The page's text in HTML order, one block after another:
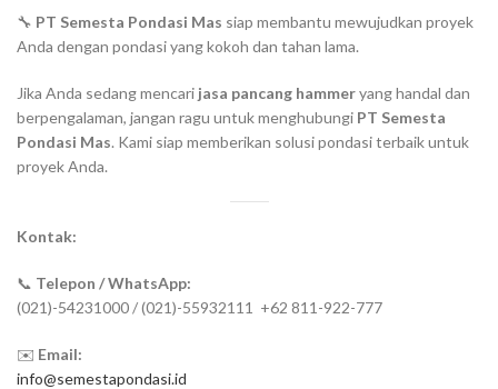
🔧 PT Semesta Pondasi Mas siap membantu mewujudkan proyek
Anda dengan pondasi yang kokoh dan tahan lama.
Jika Anda sedang mencari jasa pancang hammeryang handal dan
berpengalaman, jangan ragu untuk menghubungi PT Semesta
Pondasi Mas. Kami siap memberikan solusi pondasi terbaik untuk
proyek Anda.
Kontak:
📞 Telepon / WhatsApp:
(021)-54231000 / (021)-55932111 +62 811-922-777
✉️ Email:
info@semestapondasi.id